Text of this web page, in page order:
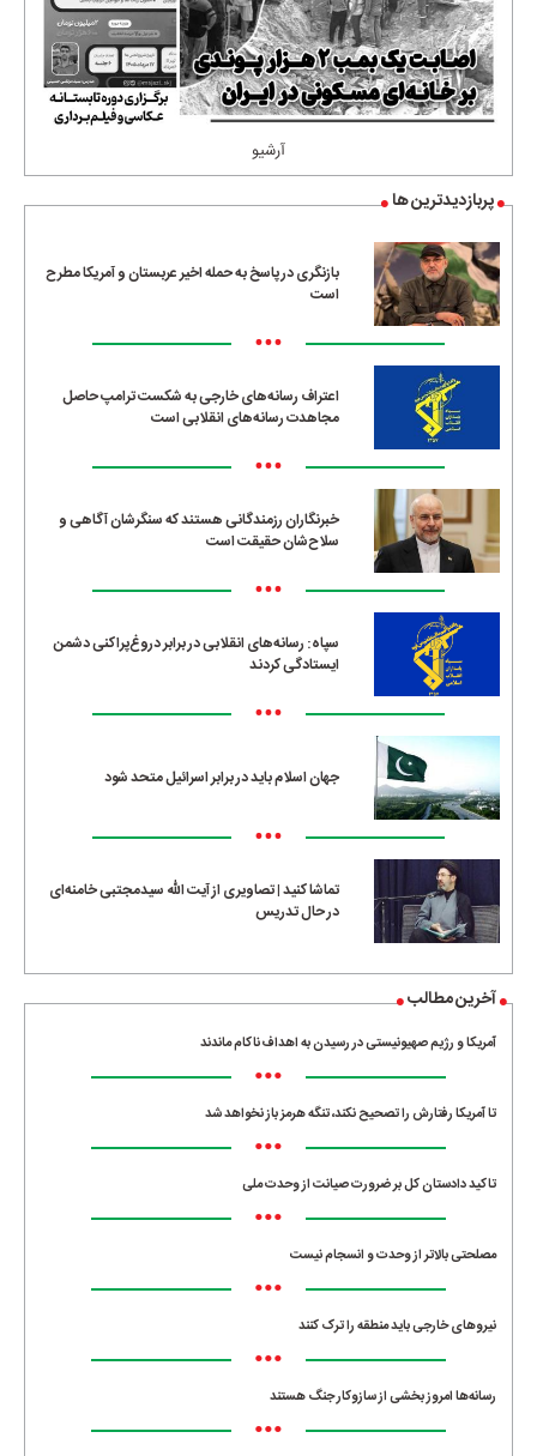
آرشیو
پربازدیدترین ها
بازنگری در پاسخ به حمله اخیر عربستان و آمریکا مطرح
است
•••
اعتراف رسانه‌های خارجی به شکست ترامپ حاصل
مجاهدت رسانه‌های انقلابی است
•••
خبرنگاران رزمندگانی هستند که سنگرشان آگاهی و
سلاح‌شان حقیقت است
•••
سپاه: رسانه‌های انقلابی در برابر دروغ‌پراکنی دشمن
ایستادگی کردند
•••
جهان اسلام باید در برابر اسرائیل متحد شود
•••
تماشا کنید | تصاویری از آیت الله سیدمجتبی خامنه‌ای
در حال تدریس
آخرین مطالب
آمریکا و رژیم صهیونیستی در رسیدن به اهداف ناکام ماندند
•••
تا آمریکا رفتارش را تصحیح نکند، تنگه هرمز باز نخواهد شد
•••
تاکید دادستان کل بر ضرورت صیانت از وحدت ملی
•••
مصلحتی بالاتر از وحدت و انسجام نیست
•••
نیروهای خارجی باید منطقه را ترک کنند
•••
رسانه‌ها امروز بخشی از سازوکار جنگ هستند
•••